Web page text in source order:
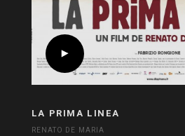
LA PRIMA LINEA
RENATO DE MARIA